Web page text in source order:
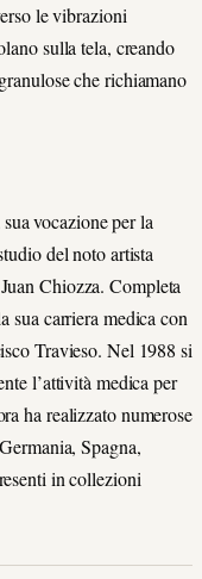
le vibrazioni
sulla tela, creando
che richiamano
vocazione per la
del noto artista
Chiozza. Completa
sua carriera medica con
Travieso. Nel 1988 si
l’attività medica per
ha realizzato numerose
Spagna,
in collezioni